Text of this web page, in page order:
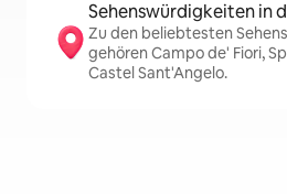
Sehenswürdigkeiten in
Zu den beliebtesten
gehören Campo de' Fiori,
Castel Sant'Angelo.